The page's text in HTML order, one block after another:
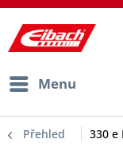
Menu
Přehled 330 e